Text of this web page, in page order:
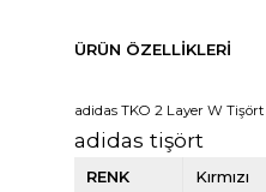
ÜRÜN ÖZELLIKLERI
adidas TKO 2 Layer W Tişört
adidas tişört
RENK Kırmızı